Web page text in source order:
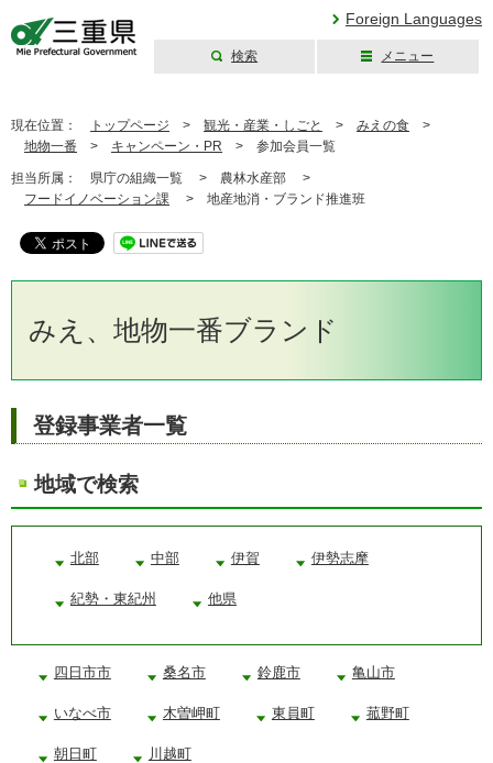
Foreign Languages
検索 メニュー
現在位置： トップページ > 観光・産業・しごと > みえの食 >
地物一番 > キャンペーン・PR > 参加会員一覧
担当所属： 県庁の組織一覧 > 農林水産部 >
フードイノベーション課 > 地産地消・ブランド推進班
みえ、地物一番ブランド
登録事業者一覧
地域で検索
北部 中部 伊賀 伊勢志摩
紀勢・東紀州 他県
四日市市 桑名市 鈴鹿市 亀山市
いなべ市 木曽岬町 東員町 菰野町
朝日町 川越町